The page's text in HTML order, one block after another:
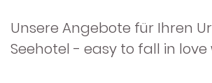
RAD & BIKE
WASSERSPORT
ABSEITS DER PISTEN
Unsere Angebote für Ihren
Seehotel - easy to fall in love